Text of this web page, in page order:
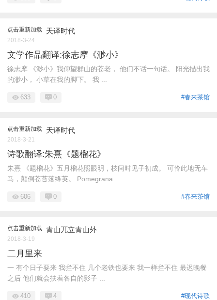
点击重新加载 天译时代
2018-3-24
文学作品翻译:徐志摩《渺小》
徐志摩 《渺小》我仰望群山的苍老， 他们不话一句话。 阳光描出我
的渺小， 小草在我的脚下。 我 ...
#春来茶馆
633 0
点击重新加载 天译时代
2018-3-21
诗歌翻译:朱熹《题榴花》
朱熹 《题榴花》五月榴花照眼明，枝间时见子初成。 可怜此地无车
马，颠倒苍苔落绛英。 Pomegrana ...
#春来茶馆
606 0
点击重新加载 青山兀立青山外
2018-3-19
二月里来
一 有个日子要来 我拦不住 几个老铁也要来 我一样拦不住 最迟晚餐
之后 他们就会扶着各自的影子 ...
#现代诗歌
410 4